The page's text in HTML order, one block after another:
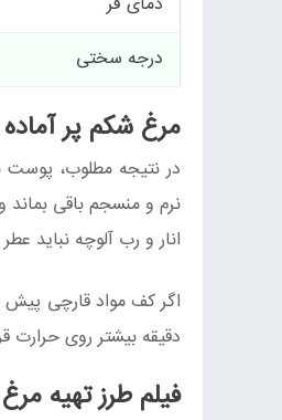
درجه سختی
مرغ شکم پر
در نتیجه مطلوب، پوست
نرم و منسجم باقی
انار و رب آلوچه نباید
اگر کف مواد قارچی پیش
دقیقه بیشتر روی حرارت
فیلم طرز تهیه